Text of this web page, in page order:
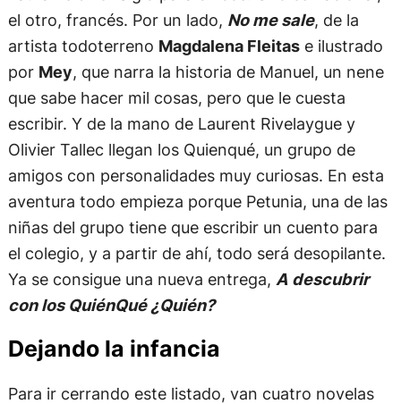
el otro, francés. Por un lado, No me sale, de la
artista todoterreno Magdalena Fleitase ilustrado
por Mey, que narra la historia de Manuel, un nene
que sabe hacer mil cosas, pero que le cuesta
escribir. Y de la mano de Laurent Rivelaygue y
Olivier Tallec llegan los Quienqué, un grupo de
amigos con personalidades muy curiosas. En esta
aventura todo empieza porque Petunia, una de las
niñas del grupo tiene que escribir un cuento para
el colegio, y a partir de ahí, todo será desopilante.
Ya se consigue una nueva entrega, A descubrir
con los QuiénQué ¿Quién?
Dejando la infancia
Para ir cerrando este listado, van cuatro novelas